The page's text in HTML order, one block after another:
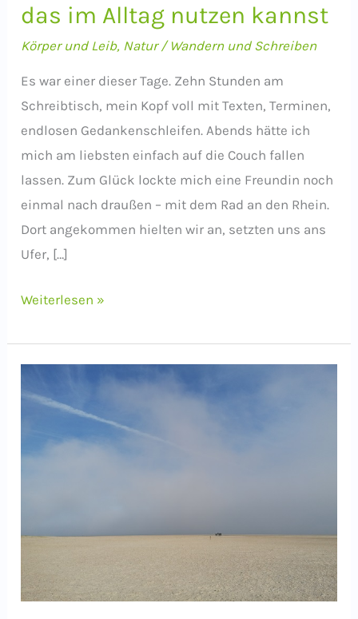
das im Alltag nutzen kannst
Körper und Leib, Natur/ Wandern und Schreiben
Es war einer dieser Tage. Zehn Stunden am
Schreibtisch, mein Kopf voll mit Texten, Terminen,
endlosen Gedankenschleifen. Abends hätte ich
mich am liebsten einfach auf die Couch fallen
lassen. Zum Glück lockte mich eine Freundin noch
einmal nach draußen – mit dem Rad an den Rhein.
Dort angekommen hielten wir an, setzten uns ans
Ufer, […]
Warum
Natur
unser
Gehirn
Alltag
Weiterlesen »